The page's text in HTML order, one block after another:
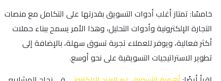
خامسًا: تمتاز أغلب أدوات التسويق بقدرتها على التكامل مع منصات
التجارة الإلكترونية وأدوات التحليل، وهذا الأمر يسمح ببناء حملات
أكثر فعالية، ويوفر للعملاء تجربة تسوق سهلة، بالإضافة إلى
تطوير الاستراتيجيات التسويقية على نحو أوسع.